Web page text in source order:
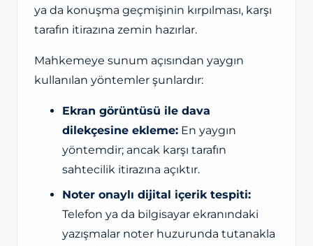
ya da konuşma geçmişinin kırpılması, karşı
tarafın itirazına zemin hazırlar.
Mahkemeye sunum açısından yaygın
kullanılan yöntemler şunlardır:
Ekran görüntüsü ile dava
dilekçesine ekleme: En yaygın
yöntemdir; ancak karşı tarafın
sahtecilik itirazına açıktır.
Noter onaylı dijital içerik tespiti:
Telefon ya da bilgisayar ekranındaki
yazışmalar noter huzurunda tutanakla